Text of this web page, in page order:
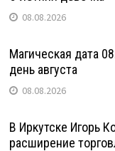
08.08.2026
Магическая дата
день августа
08.08.2026
В Иркутске Игорь
расширение